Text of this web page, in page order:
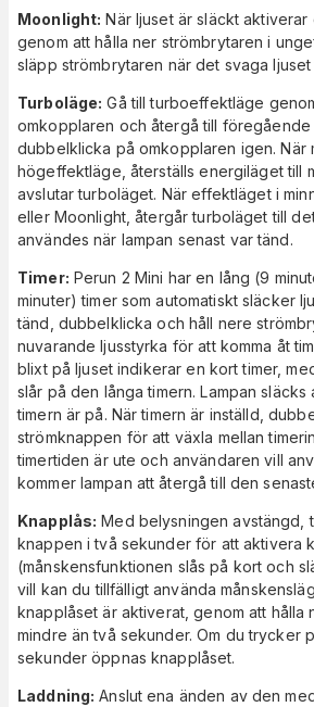
Moonlight: När ljuset är släckt aktiverar
genom att hålla ner strömbrytaren i
släpp strömbrytaren när det svaga ljuset
Turboläge: Gå till turboeffektläge
omkopplaren och återgå till
dubbelklicka på omkopplaren igen. När
högeffektläge, återställs energiläget till
avslutar turboläget. När effektläget i
eller Moonlight, återgår turboläget till
användes när lampan senast var tänd.
Timer: Perun 2 Mini har en lång (9
minuter) timer som automatiskt släcker
tänd, dubbelklicka och håll nere
nuvarande ljusstyrka för att komma åt
blixt på ljuset indikerar en kort timer,
slår på den långa timern. Lampan släcks
timern är på. När timern är inställd,
strömknappen för att växla mellan
timertiden är ute och användaren vill
kommer lampan att återgå till den
Knapplås: Med belysningen avstängd,
knappen i två sekunder för att aktivera
(månskensfunktionen slås på kort och
vill kan du tillfälligt använda
knapplåset är aktiverat, genom att hålla
mindre än två sekunder. Om du trycker
sekunder öppnas knapplåset.
Laddning: Anslut ena änden av den